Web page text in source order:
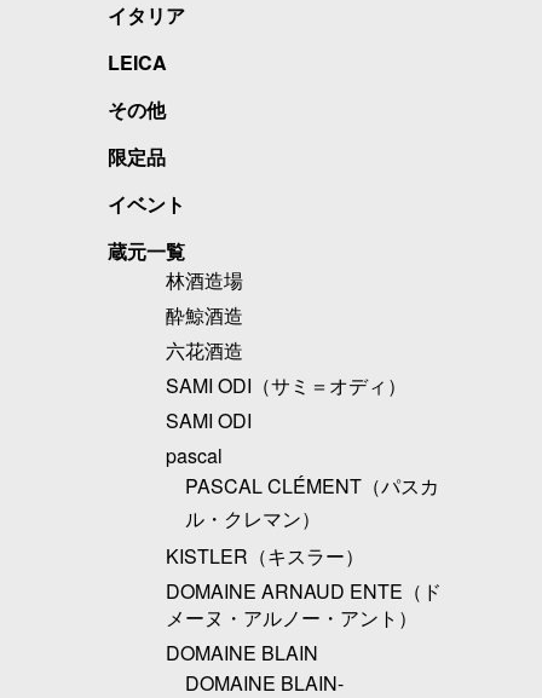
イタリア
LEICA
その他
限定品
イベント
蔵元一覧
林酒造場
酔鯨酒造
六花酒造
SAMI ODI（サミ＝オディ）
SAMI ODI
pascal
PASCAL CLÉMENT（パスカ
ル・クレマン）
KISTLER（キスラー）
DOMAINE ARNAUD ENTE（ド
メーヌ・アルノー・アント）
DOMAINE BLAIN
DOMAINE BLAIN-